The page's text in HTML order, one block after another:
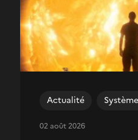
Actualité
02 août 2026